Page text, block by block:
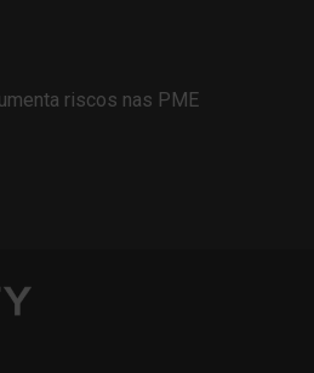
riscos nas PME